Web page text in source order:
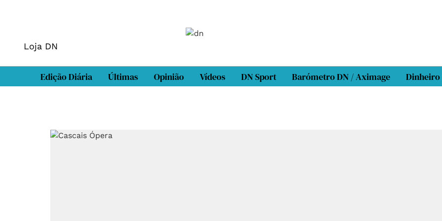
Loja DN
Edição Diária Últimas Opinião Vídeos DN Sport Barómetro DN / Aximage Dinheiro